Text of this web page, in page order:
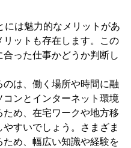
は魅力的なメリットがあ
ットも存在します。この
った仕事かどうか判断し
は、働く場所や時間に融
ンとインターネット環境
め、在宅ワークや地方移
すいでしょう。さまざま
め、幅広い知識や経験を